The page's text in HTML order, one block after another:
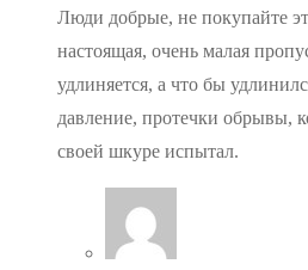
Люди добрые, не покупайте
настоящая, очень малая
удлиняется, а что бы
давление, протечки обрывы,
своей шкуре испытал.